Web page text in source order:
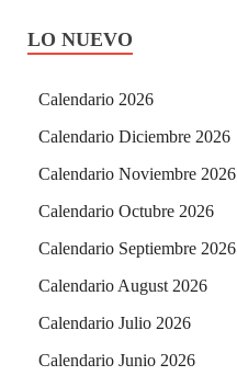
LO NUEVO
Calendario 2026
Calendario Diciembre 2026
Calendario Noviembre 2026
Calendario Octubre 2026
Calendario Septiembre 2026
Calendario August 2026
Calendario Julio 2026
Calendario Junio 2026